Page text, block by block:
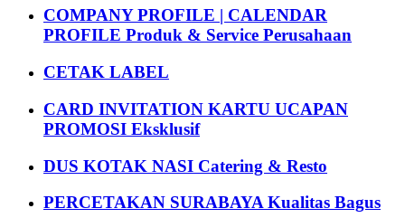
COMPANY PROFILE | CALENDAR
PROFILE Produk & Service Perusahaan
CETAK LABEL
CARD INVITATION KARTU UCAPAN
PROMOSI Eksklusif
DUS KOTAK NASI Catering & Resto
PERCETAKAN SURABAYA Kualitas Bagus